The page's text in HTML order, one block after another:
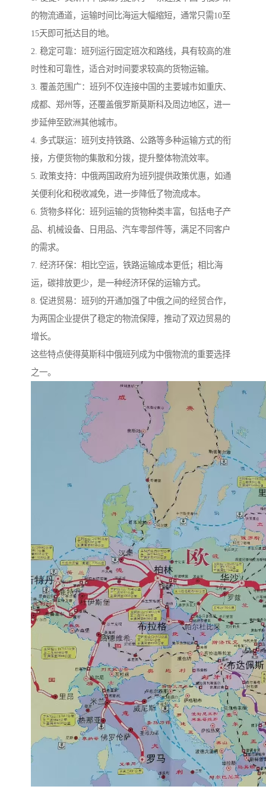
的物流通道，运输时间比海运大幅缩短，通常只需10至
15天即可抵达目的地。
2. 稳定可靠：班列运行固定班次和路线，具有较高的准
时性和可靠性，适合对时间要求较高的货物运输。
3. 覆盖范围广：班列不仅连接中国的主要城市如重庆、
成都、郑州等，还覆盖俄罗斯莫斯科及周边地区，进一
步延伸至欧洲其他城市。
4. 多式联运：班列支持铁路、公路等多种运输方式的衔
接，方便货物的集散和分拨，提升整体物流效率。
5. 政策支持：中俄两国政府为班列提供政策优惠，如通
关便利化和税收减免，进一步降低了物流成本。
6. 货物多样化：班列运输的货物种类丰富，包括电子产
品、机械设备、日用品、汽车零部件等，满足不同客户
的需求。
7. 经济环保：相比空运，铁路运输成本更低；相比海
运，碳排放更少，是一种经济环保的运输方式。
8. 促进贸易：班列的开通加强了中俄之间的经贸合作，
为两国企业提供了稳定的物流保障，推动了双边贸易的
增长。
这些特点使得莫斯科中俄班列成为中俄物流的重要选择
之一。